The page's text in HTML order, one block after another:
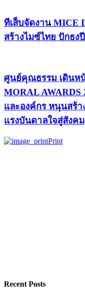
ทีเส็บจัดงาน MICE
สร้างไมซ์ไทย ปักธง
ศูนย์คุณธรรม เดินห
MORAL
และองค์กร หนุนสร้
แรงบันดาลใจสู่สังคม
Print
Recent Posts